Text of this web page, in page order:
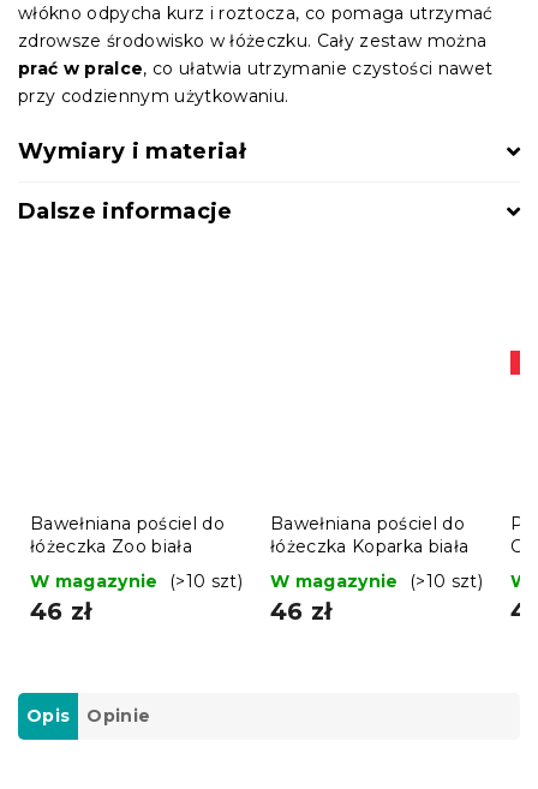
włókno odpycha kurz i roztocza, co pomaga utrzymać
zdrowsze środowisko w łóżeczku. Cały zestaw można
prać w pralce, co ułatwia utrzymanie czystości nawet
przy codziennym użytkowaniu.
Wymiary i materiał
Dalsze informacje
Bawełniana pościel do
łóżeczka Zoo biała
W magazynie
(>10 szt)
46 zł
Bawełniana pościel do
łóżeczka Koparka biała
W magazynie
(>10 szt)
46 zł
W
Opis Opinie